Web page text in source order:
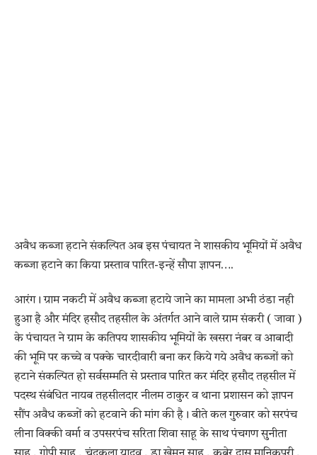
अवैध कब्जा हटाने संकल्पित अब इस पंचायत ने शासकीय भूमियों में अवैध
कब्जा हटाने का किया प्रस्ताव पारित-इन्हें सौपा ज्ञापन….
आरंग। ग्राम नकटी में अवैध कब्जा हटाये जाने का मामला अभी ठंडा नही
हुआ है और मंदिर हसौद तहसील के अंतर्गत आने वाले ग्राम संकरी ( जावा )
के पंचायत ने ग्राम के कतिपय शासकीय भूमियों के खसरा नंबर व आबादी
की भूमि पर कच्चे व पक्के चारदीवारी बना कर किये गये अवैध कब्जों को
हटाने संकल्पित हो सर्वसम्मति से प्रस्ताव पारित कर मंदिर हसौद तहसील में
पदस्थ संबंधित नायब तहसीलदार नीलम ठाकुर व थाना प्रशासन को ज्ञापन
सौंप अवैध कब्जों को हटवाने की मांग की है। बीते कल गुरुवार को सरपंच
लीना विक्की वर्मा व उपसरपंच सरिता शिवा साहू के साथ पंचगण सुनीता